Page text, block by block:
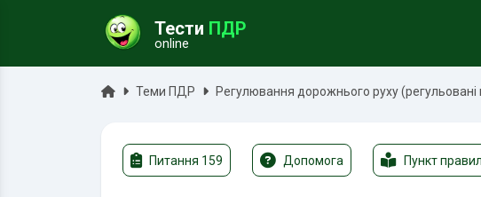
Тести ПДР
online
ГоловнаТеми ПДР Регулювання дорожнього руху (регульовані
Питання 159 Допомога Пункт правил